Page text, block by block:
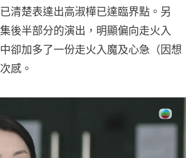
清楚表達出高淑樺已達臨界點。另
後半部分的演出，明顯偏向走火入
卻加多了一份走火入魔及心急（因想
感。